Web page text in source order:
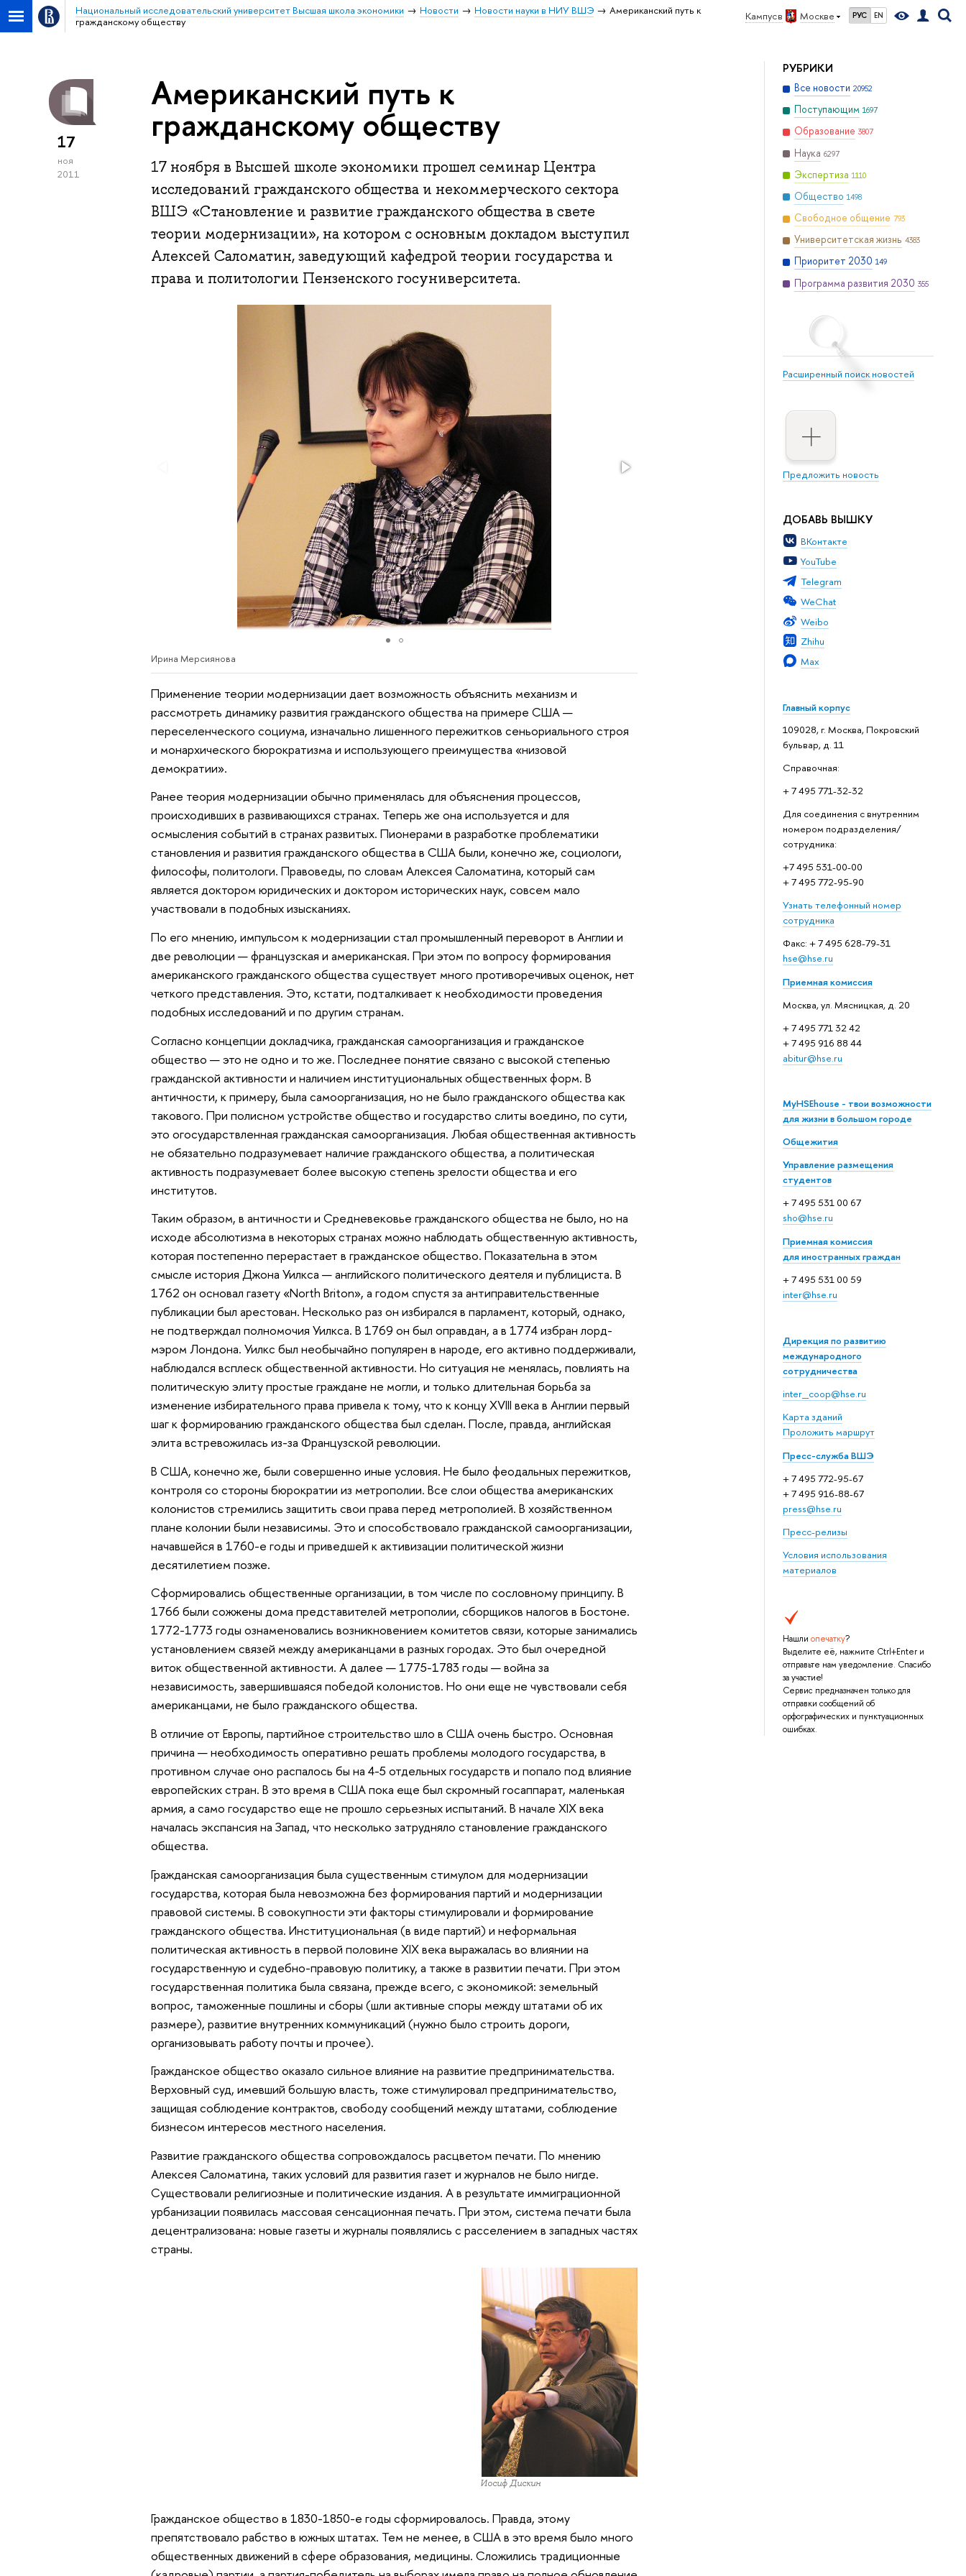
Кампус в Москве РУС EN
Национальный исследовательский университет Высшая школа экономики Новости Новости науки в НИУ ВШЭ
Американский путь к
гражданскому обществу
РУБРИКИ
Все новости 20952
Поступающим 1697
Образование 3807
Наука 6297
Экспертиза 1110
Общество 1498
Свободное общение 793
Университетская жизнь 4383
Приоритет 2030 149
Программа развития 2030 355
Расширенный поиск новостей
Предложить новость
ДОБАВЬ ВЫШКУ
ВКонтакте
YouTube
Telegram
WeChat
Weibo
Zhihu
Max
Главный корпус
109028, г. Москва, Покровский
бульвар, д. 11
Справочная:
+ 7 495 771-32-32
Для соединения с внутренним
номером подразделения/
сотрудника:
+7 495 531-00-00
+ 7 495 772-95-90
Узнать телефонный номер
сотрудника
Факс: + 7 495 628-79-31
hse@hse.ru
Приемная комиссия
Москва, ул. Мясницкая, д. 20
+ 7 495 771 32 42
+ 7 495 916 88 44
abitur@hse.ru
MyHSEhouse - твои возможности
для жизни в большом городе
Общежития
Управление размещения
студентов
+ 7 495 531 00 67
sho@hse.ru
Приемная комиссия
для иностранных граждан
+ 7 495 531 00 59
inter@hse.ru
Дирекция по развитию
международного
сотрудничества
inter_coop@hse.ru
Карта зданий
Проложить маршрут
Пресс-служба ВШЭ
+ 7 495 772-95-67
+ 7 495 916-88-67
press@hse.ru
Пресс-релизы
Условия использования
материалов
Нашли опечатку?
Выделите её, нажмите Ctrl+Enter и
отправьте нам уведомление. Спасибо
за участие!
Сервис предназначен только для
отправки сообщений об
орфографических и пунктуационных
ошибках.
17
ноя
2011
Американский путь к
гражданскому обществу
17 ноября в Высшей школе экономики прошел семинар Центра
исследований гражданского общества и некоммерческого сектора
ВШЭ «Становление и развитие гражданского общества в свете
теории модернизации», на котором с основным докладом выступил
Алексей Саломатин, заведующий кафедрой теории государства и
права и политологии Пензенского госуниверситета.
Ирина Мерсиянова
Применение теории модернизации дает возможность объяснить механизм и
рассмотреть динамику развития гражданского общества на примере США —
переселенческого социума, изначально лишенного пережитков сеньориального строя
и монархического бюрократизма и использующего преимущества «низовой
демократии».
Ранее теория модернизации обычно применялась для объяснения процессов,
происходивших в развивающихся странах. Теперь же она используется и для
осмысления событий в странах развитых. Пионерами в разработке проблематики
становления и развития гражданского общества в США были, конечно же, социологи,
философы, политологи. Правоведы, по словам Алексея Саломатина, который сам
является доктором юридических и доктором исторических наук, совсем мало
участвовали в подобных изысканиях.
По его мнению, импульсом к модернизации стал промышленный переворот в Англии и
две революции — французская и американская. При этом по вопросу формирования
американского гражданского общества существует много противоречивых оценок, нет
четкого представления. Это, кстати, подталкивает к необходимости проведения
подобных исследований и по другим странам.
Согласно концепции докладчика, гражданская самоорганизация и гражданское
общество — это не одно и то же. Последнее понятие связано с высокой степенью
гражданской активности и наличием институциональных общественных форм. В
античности, к примеру, была самоорганизация, но не было гражданского общества как
такового. При полисном устройстве общество и государство слиты воедино, по сути,
это огосударствленная гражданская самоорганизация. Любая общественная активность
не обязательно подразумевает наличие гражданского общества, а политическая
активность подразумевает более высокую степень зрелости общества и его
институтов.
Таким образом, в античности и Средневековье гражданского общества не было, но на
исходе абсолютизма в некоторых странах можно наблюдать общественную активность,
которая постепенно перерастает в гражданское общество. Показательна в этом
смысле история Джона Уилкса — английского политического деятеля и публициста. В
1762 он основал газету «North Briton», а годом спустя за антиправительственные
публикации был арестован. Несколько раз он избирался в парламент, который, однако,
не подтверждал полномочия Уилкса. В 1769 он был оправдан, а в 1774 избран лорд-
мэром Лондона. Уилкс был необычайно популярен в народе, его активно поддерживали,
наблюдался всплеск общественной активности. Но ситуация не менялась, повлиять на
политическую элиту простые граждане не могли, и только длительная борьба за
изменение избирательного права привела к тому, что к концу XVIII века в Англии первый
шаг к формированию гражданского общества был сделан. После, правда, английская
элита встревожилась из-за Французской революции.
В США, конечно же, были совершенно иные условия. Не было феодальных пережитков,
контроля со стороны бюрократии из метрополии. Все слои общества американских
колонистов стремились защитить свои права перед метрополией. В хозяйственном
плане колонии были независимы. Это и способствовало гражданской самоорганизации,
начавшейся в 1760-е годы и приведшей к активизации политической жизни
десятилетием позже.
Сформировались общественные организации, в том числе по сословному принципу. В
1766 были сожжены дома представителей метрополии, сборщиков налогов в Бостоне.
1772-1773 годы ознаменовались возникновением комитетов связи, которые занимались
установлением связей между американцами в разных городах. Это был очередной
виток общественной активности. А далее — 1775-1783 годы — война за
независимость, завершившаяся победой колонистов. Но они еще не чувствовали себя
американцами, не было гражданского общества.
В отличие от Европы, партийное строительство шло в США очень быстро. Основная
причина — необходимость оперативно решать проблемы молодого государства, в
противном случае оно распалось бы на 4-5 отдельных государств и попало под влияние
европейских стран. В это время в США пока еще был скромный госаппарат, маленькая
армия, а само государство еще не прошло серьезных испытаний. В начале XIX века
началась экспансия на Запад, что несколько затрудняло становление гражданского
общества.
Гражданская самоорганизация была существенным стимулом для модернизации
государства, которая была невозможна без формирования партий и модернизации
правовой системы. В совокупности эти факторы стимулировали и формирование
гражданского общества. Институциональная (в виде партий) и неформальная
политическая активность в первой половине XIX века выражалась во влиянии на
государственную и судебно-правовую политику, а также в развитии печати. При этом
государственная политика была связана, прежде всего, с экономикой: земельный
вопрос, таможенные пошлины и сборы (шли активные споры между штатами об их
размере), развитие внутренних коммуникаций (нужно было строить дороги,
организовывать работу почты и прочее).
Гражданское общество оказало сильное влияние на развитие предпринимательства.
Верховный суд, имевший большую власть, тоже стимулировал предпринимательство,
защищая соблюдение контрактов, свободу сообщений между штатами, соблюдение
бизнесом интересов местного населения.
Развитие гражданского общества сопровождалось расцветом печати. По мнению
Алексея Саломатина, таких условий для развития газет и журналов не было нигде.
Существовали религиозные и политические издания. А в результате иммиграционной
урбанизации появилась массовая сенсационная печать. При этом, система печати была
децентрализована: новые газеты и журналы появлялись с расселением в западных частях
страны.
Иосиф Дискин
Гражданское общество в 1830-1850-е годы сформировалось. Правда, этому
препятствовало рабство в южных штатах. Тем не менее, в США в это время было много
общественных движений в сфере образования, медицины. Сложились традиционные